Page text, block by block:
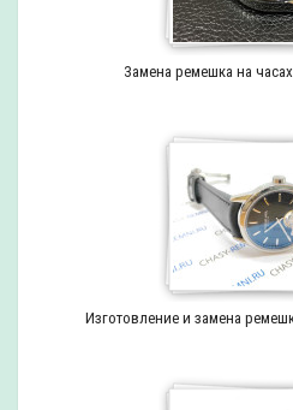
Замена ремешка на часах
Изготовление и замена